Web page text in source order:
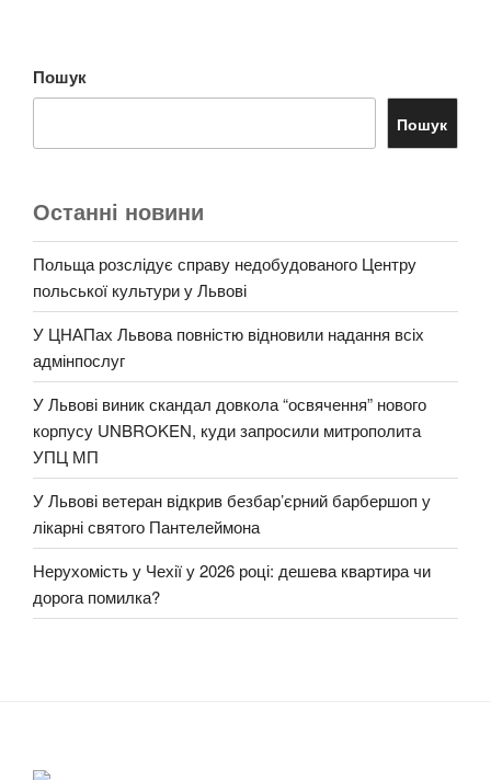
Пошук
Пошук
Останні новини
Польща розслідує справу недобудованого Центру
польської культури у Львові
У ЦНАПах Львова повністю відновили надання всіх
адмінпослуг
У Львові виник скандал довкола “освячення” нового
корпусу UNBROKEN, куди запросили митрополита
УПЦ МП
У Львові ветеран відкрив безбар’єрний барбершоп у
лікарні святого Пантелеймона
Нерухомість у Чехії у 2026 році: дешева квартира чи
дорога помилка?